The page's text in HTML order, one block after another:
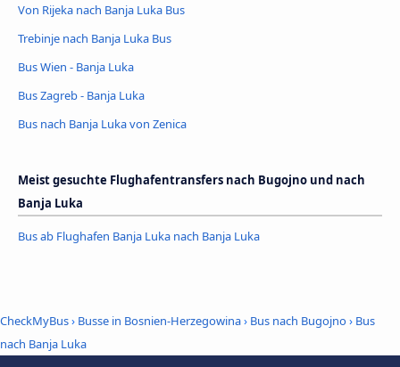
Von Rijeka nach Banja Luka Bus
Trebinje nach Banja Luka Bus
Bus Wien - Banja Luka
Bus Zagreb - Banja Luka
Bus nach Banja Luka von Zenica
Meist gesuchte Flughafentransfers nach Bugojno und nach
Banja Luka
Bus ab Flughafen Banja Luka nach Banja Luka
CheckMyBus› Busse in Bosnien-Herzegowina› Bus nach Bugojno› Bus
nach Banja Luka